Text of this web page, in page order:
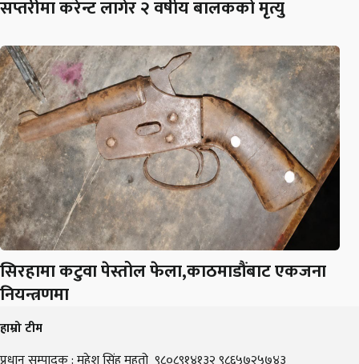
सप्तरीमा करेन्ट लागेर २ वर्षीय बालकको मृत्यु
सिरहामा कटुवा पेस्तोल फेला,काठमाडौंबाट एकजना
नियन्त्रणमा
हाम्रो टीम